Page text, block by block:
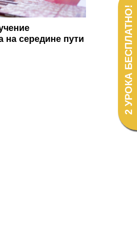
на середине пути
2 УРОКА БЕСПЛАТНО!